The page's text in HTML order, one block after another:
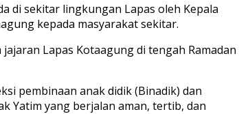
di sekitar lingkungan Lapas oleh Kepala
kepada masyarakat sekitar.
Lapas Kotaagung di tengah Ramadan
pembinaan anak didik (Binadik) dan
Yatim yang berjalan aman, tertib, dan